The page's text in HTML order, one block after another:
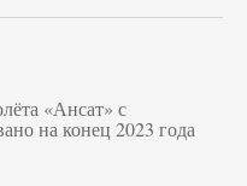
«Ансат» с
на конец 2023 года